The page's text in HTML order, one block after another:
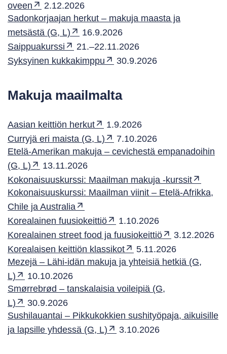
oveen
2.12.2026
Sadonkorjaajan herkut – makuja maasta ja
metsästä (G, L)
16.9.2026
Saippuakurssi
21.–22.11.2026
Syksyinen kukkakimppu
30.9.2026
Makuja maailmalta
Aasian keittiön herkut
1.9.2026
Curryjä eri maista (G, L)
7.10.2026
Etelä-Amerikan makuja – cevichestä empanadoihin
(G, L)
13.11.2026
Kokonaisuuskurssi: Maailman makuja -kurssit
Kokonaisuuskurssi: Maailman viinit – Etelä-Afrikka,
Chile ja Australia
Korealainen fuusiokeittiö
1.10.2026
Korealainen street food ja fuusiokeittiö
3.12.2026
Korealaisen keittiön klassikot
5.11.2026
Mezejä – Lähi-idän makuja ja yhteisiä hetkiä (G,
L)
10.10.2026
Smørrebrød – tanskalaisia voileipiä (G,
L)
30.9.2026
Sushilauantai – Pikkukokkien sushityöpaja, aikuisille
ja lapsille yhdessä (G, L)
3.10.2026